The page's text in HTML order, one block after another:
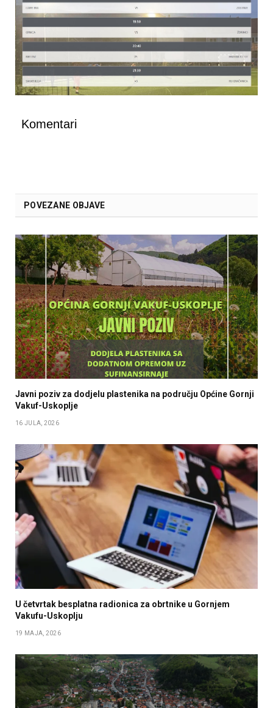
Komentari
POVEZANE OBJAVE
Javni poziv za dodjelu plastenika na području Općine Gornji
Vakuf-Uskoplje
16 JULA, 2026
U četvrtak besplatna radionica za obrtnike u Gornjem
Vakufu-Uskoplju
19 MAJA, 2026